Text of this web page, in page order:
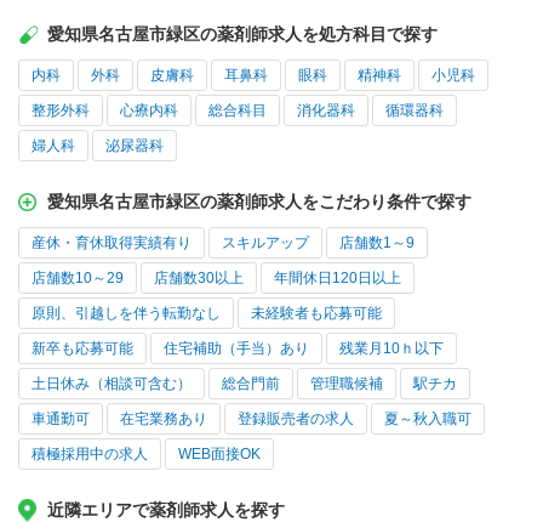
愛知県名古屋市緑区の薬剤師求人を処方科目で探す
内科 外科 皮膚科 耳鼻科 眼科 精神科 小児科
整形外科 心療内科 総合科目 消化器科 循環器科
婦人科 泌尿器科
愛知県名古屋市緑区の薬剤師求人をこだわり条件で探す
産休・育休取得実績有り スキルアップ 店舗数1～9
店舗数10～29 店舗数30以上 年間休日120日以上
原則、引越しを伴う転勤なし 未経験者も応募可能
新卒も応募可能 住宅補助（手当）あり 残業月10ｈ以下
土日休み（相談可含む） 総合門前 管理職候補 駅チカ
車通勤可 在宅業務あり 登録販売者の求人 夏～秋入職可
積極採用中の求人 WEB面接OK
近隣エリアで薬剤師求人を探す